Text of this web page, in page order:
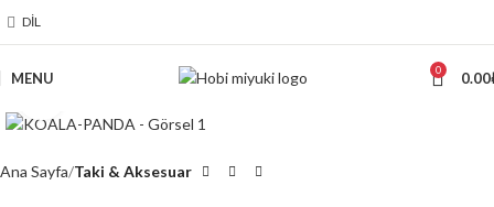
DIL
MENU 0 0.00
Ana Sayfa Taki & Aksesuar